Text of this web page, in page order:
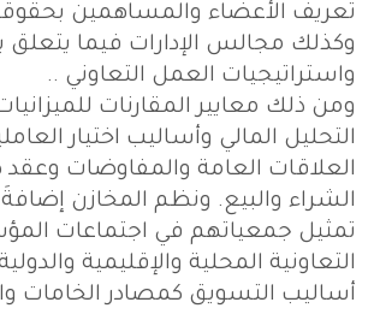
تعريف الأعضاء والمساهمين
وكذلك مجالس الإدارات فيما
واستراتيجيات العمل التعاوني ..
ومن ذلك معايير المقارنات
التحليل المالي وأساليب اختيار
العلاقات العامة والمفاوضات
الشراء والبيع. ونظم المخازن إضافةَ
تمثيل جمعياتهم في اجتماعات
التعاونية المحلية والإقليمية
أساليب التسويق كمصادر الخامات